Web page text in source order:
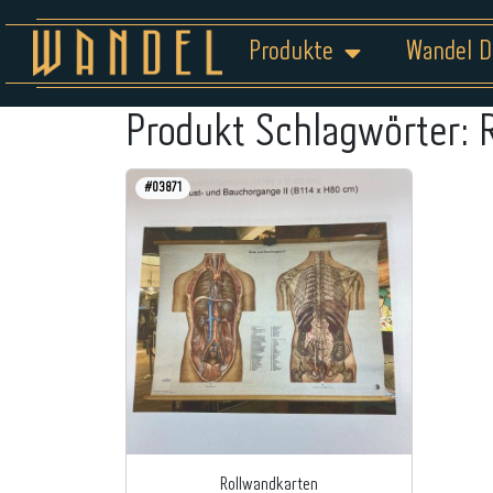
Produkte Wandel
Produkt Schlagwörter:
#03871
Rollwandkarten